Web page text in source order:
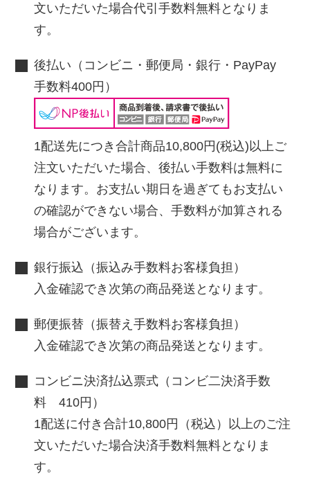
文いただいた場合代引手数料無料となりま
す。
後払い（コンビニ・郵便局・銀行・PayPay
手数料400円）
1配送先につき合計商品10,800円(税込)以上ご
注文いただいた場合、後払い手数料は無料に
なります。お支払い期日を過ぎてもお支払い
の確認ができない場合、手数料が加算される
場合がございます。
銀行振込（振込み手数料お客様負担）
入金確認でき次第の商品発送となります。
郵便振替（振替え手数料お客様負担）
入金確認でき次第の商品発送となります。
コンビニ決済払込票式（コンビ二決済手数
料 410円）
1配送に付き合計10,800円（税込）以上のご注
文いただいた場合決済手数料無料となりま
す。